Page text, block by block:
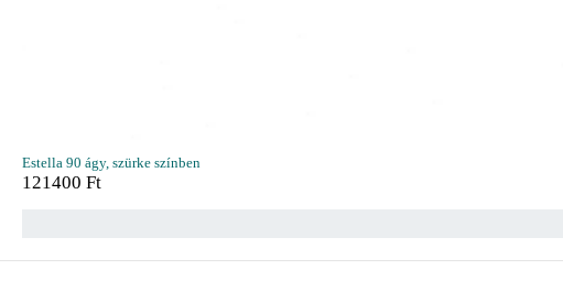
Estella 90 ágy, szürke színben
121400 Ft